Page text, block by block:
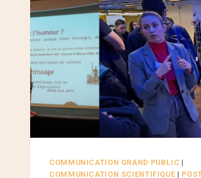
COMMUNICATION GRAND PUBLIC |
COMMUNICATION SCIENTIFIQUE |